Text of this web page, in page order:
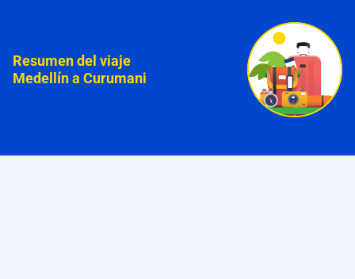
Resumen del viaje
Medellín a Curumani